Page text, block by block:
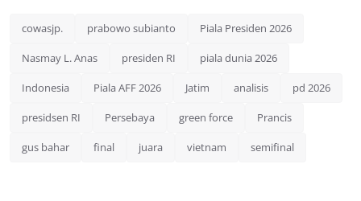
cowasjp. prabowo subianto Piala Presiden 2026
Nasmay L. Anas presiden RI piala dunia 2026
Indonesia Piala AFF 2026 Jatim analisis pd 2026
presidsen RI Persebaya green force Prancis
gus bahar final juara vietnam semifinal